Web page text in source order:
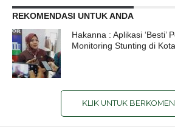
REKOMENDASI UNTUK ANDA
Hakanna : Aplikasi ‘Besti’
Monitoring Stunting di
KLIK UNTUK